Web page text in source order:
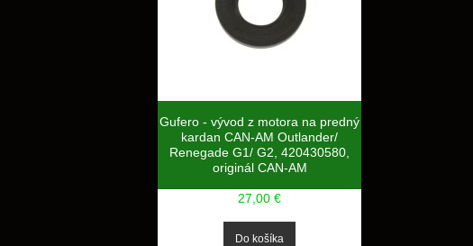
Gufero - vývod z motora na predný
kardan CAN-AM Outlander/
Renegade G1/ G2, 420430580,
originál CAN-AM
27,00 €